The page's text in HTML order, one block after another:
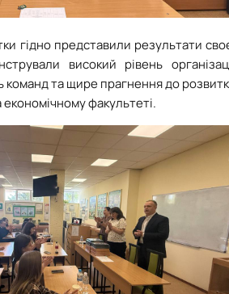
гідно представили результати
високий рівень
команд та щире прагнення до
економічному факультеті.